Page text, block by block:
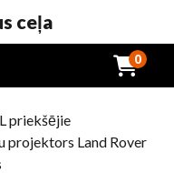
ceļa
0
priekšējie
projektors Land Rover